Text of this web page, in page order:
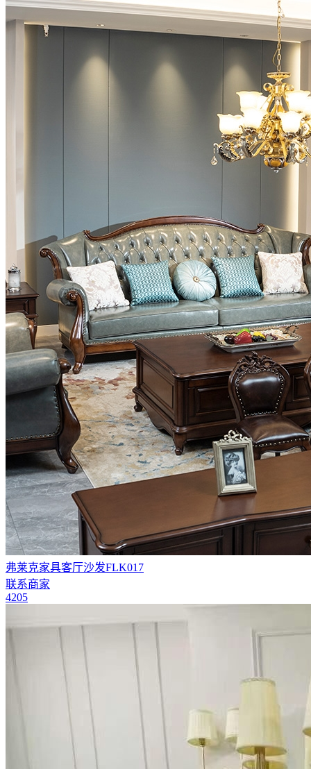
弗莱克家具客厅沙发FLK017
联系商家
4205